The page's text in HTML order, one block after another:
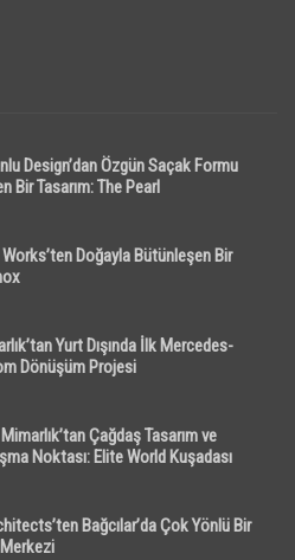
Design’dan Özgün Saçak Formu
Bir Tasarım: The Pearl
Doğayla Bütünleşen Bir
Yurt Dışında İlk Mercedes-
Dönüşüm Projesi
Çağdaş Tasarım ve
Noktası: Elite World Kuşadası
Bağcılar’da Çok Yönlü Bir